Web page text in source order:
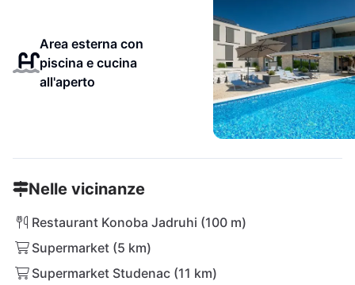
Area esterna con
piscina e cucina
all'aperto
Nelle vicinanze
Restaurant Konoba Jadruhi (100 m)
Supermarket (5 km)
Supermarket Studenac (11 km)